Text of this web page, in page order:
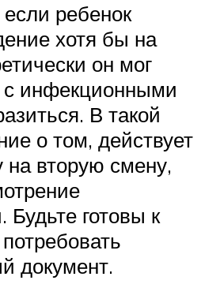
ребенок
хотя бы на
он мог
с инфекционными
В такой
о том, действует
вторую смену,
готовы к
документ.